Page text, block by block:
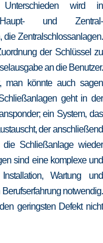
wird in
und Zentral-
Zentralschlossanlagen.
der Schlüssel zu
an die Benutzer.
man könnte auch sagen
geht in der
ein System, das
der anschließend
Schließanlage wieder
sind eine komplexe und
Wartung und
notwendig.
geringsten Defekt nicht